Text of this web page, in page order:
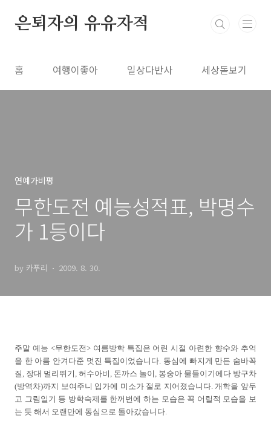
은퇴자의 유유자적
홈 여행이좋아 일상다반사 세상돋보기
연예가비평
무한도전 예능성적표, 박명수
가 1등이다
by 카푸리 2009. 8. 30.
주말 예능 <무한도전> 여름방학 특집은 어린 시절 아련한 향수와 추억
을 한 아름 안겨다준 멋진 특집이었습니다. 동심에 빠지게 만든 숨바꼭
질, 장대 멀리뛰기, 허수아비, 돈까스 놀이, 봉숭아 물들이기에다 방구차
(방역차)까지 보여주니 입가에 미소가 절로 지어졌습니다. 개학을 앞두
고 그림일기 등 방학숙제를 한꺼번에 하는 모습은 꼭 어릴적 모습을 보
는 듯 해서 오랜만에 동심으로 돌아갔습니다.